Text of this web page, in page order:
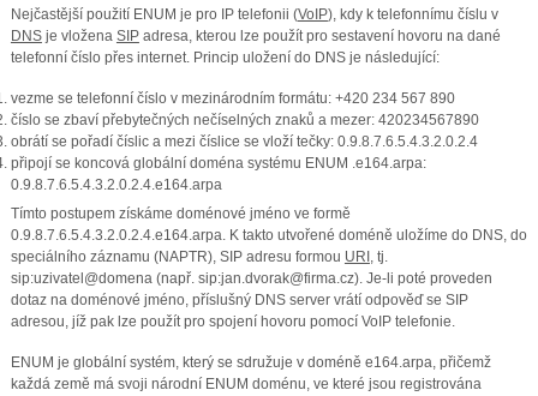
Nejčastější použití ENUM je pro IP telefonii (VoIP), kdy k telefonnímu číslu v
DNSje vložena SIPadresa, kterou lze použít pro sestavení hovoru na dané
telefonní číslo přes internet. Princip uložení do DNS je následující:
vezme se telefonní číslo v mezinárodním formátu: +420 234 567 890
číslo se zbaví přebytečných nečíselných znaků a mezer: 420234567890
obrátí se pořadí číslic a mezi číslice se vloží tečky: 0.9.8.7.6.5.4.3.2.0.2.4
připojí se koncová globální doména systému ENUM .e164.arpa:
0.9.8.7.6.5.4.3.2.0.2.4.e164.arpa
Tímto postupem získáme doménové jméno ve formě
0.9.8.7.6.5.4.3.2.0.2.4.e164.arpa. K takto utvořené doméně uložíme do DNS, do
speciálního záznamu (NAPTR), SIP adresu formou URI , tj.
sip:uzivatel@domena (např. sip:jan.dvorak@firma.cz). Je-li poté proveden
dotaz na doménové jméno, příslušný DNS server vrátí odpověď se SIP
adresou, jíž pak lze použít pro spojení hovoru pomocí VoIP telefonie.
ENUM je globální systém, který se sdružuje v doméně e164.arpa, přičemž
každá země má svoji národní ENUM doménu, ve které jsou registrována